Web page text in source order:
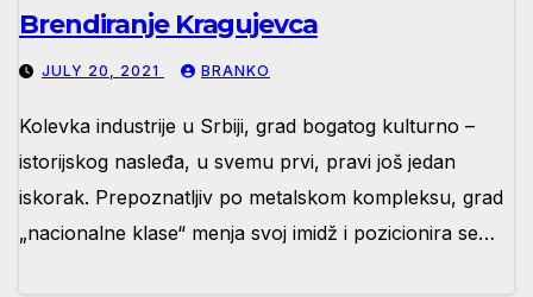
Brendiranje Kragujevca
JULY 20, 2021 BRANKO
Kolevka industrije u Srbiji, grad bogatog kulturno –
istorijskog nasleđa, u svemu prvi, pravi još jedan
iskorak. Prepoznatljiv po metalskom kompleksu, grad
„nacionalne klase“ menja svoj imidž i pozicionira se…